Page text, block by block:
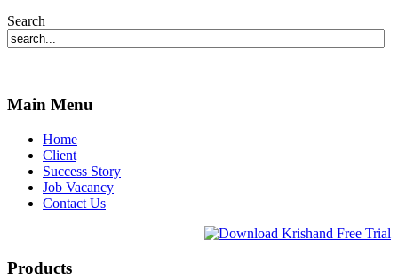
Search
Main Menu
Home
Client
Success Story
Job Vacancy
Contact Us
Products